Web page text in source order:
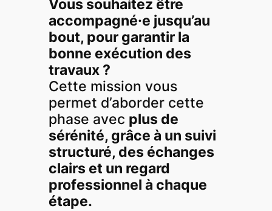
Vous souhaitez être
accompagné·e jusqu’au
bout, pour garantir la
bonne exécution des
travaux ?
Cette mission vous
permet d’aborder cette
phase avec plus de
sérénité, grâce à un suivi
structuré, des échanges
clairs et un regard
professionnel à chaque
étape.